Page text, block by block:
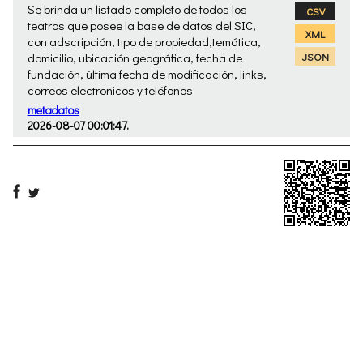
Se brinda un listado completo de todos los
teatros que posee la base de datos del SIC,
con adscripción, tipo de propiedad,temática,
domicilio, ubicación geográfica, fecha de
fundación, última fecha de modificación, links,
correos electronicos y teléfonos
metadatos
2026-08-07 00:01:47.
CSV
XML
JSON